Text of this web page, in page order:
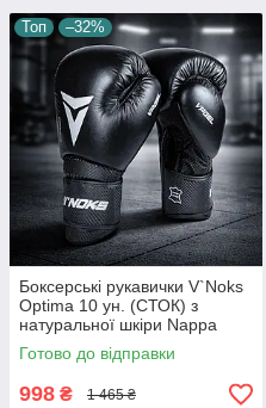
Топ –32%
Боксерські рукавички V`Noks
Optima 10 ун. (СТОК) з
натуральної шкіри Nappa
пінно-гелеве наповнення
VPGel вентиляція манжет
Готово до відправки
998 ₴ 1 465 ₴